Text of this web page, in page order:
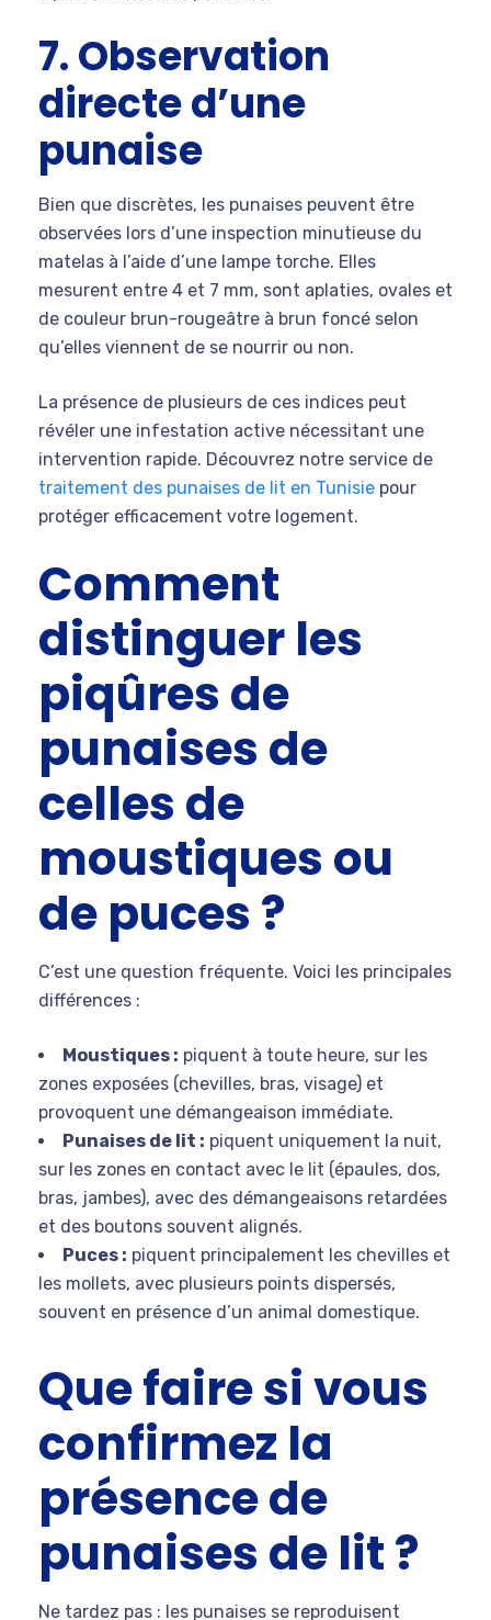
7. Observation
directe d’une
punaise
Bien que discrètes, les punaises peuvent être
observées lors d’une inspection minutieuse du
matelas à l’aide d’une lampe torche. Elles
mesurent entre 4 et 7 mm, sont aplaties, ovales et
de couleur brun-rougeâtre à brun foncé selon
qu’elles viennent de se nourrir ou non.
La présence de plusieurs de ces indices peut
révéler une infestation active nécessitant une
intervention rapide. Découvrez notre service de
traitement des punaises de lit en Tunisie pour
protéger efficacement votre logement.
Comment
distinguer les
piqûres de
punaises de
celles de
moustiques ou
de puces ?
C’est une question fréquente. Voici les principales
différences :
Moustiques : piquent à toute heure, sur les
zones exposées (chevilles, bras, visage) et
provoquent une démangeaison immédiate.
Punaises de lit : piquent uniquement la nuit,
sur les zones en contact avec le lit (épaules, dos,
bras, jambes), avec des démangeaisons retardées
et des boutons souvent alignés.
Puces : piquent principalement les chevilles et
les mollets, avec plusieurs points dispersés,
souvent en présence d’un animal domestique.
Que faire si vous
confirmez la
présence de
punaises de lit ?
Ne tardez pas : les punaises se reproduisent